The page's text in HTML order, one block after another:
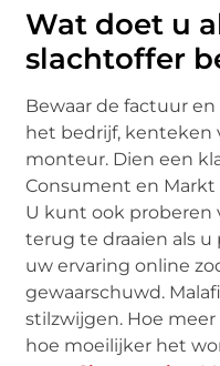
Wat doet u
slachtoffer
Bewaar de factuur
het bedrijf, kenteken
monteur. Dien een
Consument en
U kunt ook proberen
terug te draaien als
uw ervaring online
gewaarschuwd.
stilzwijgen. Hoe
hoe moeilijker het